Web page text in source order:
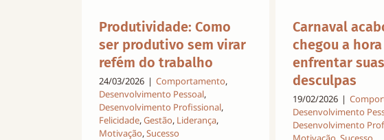
Produtividade: Como
ser produtivo sem virar
refém do trabalho
24/03/2026 | Comportamento,
Desenvolvimento Pessoal,
Desenvolvimento Profissional,
Felicidade,Gestão, Liderança,
Motivação,Sucesso
Carnaval
chegou a
enfrentar suas
desculpas
19/02/2026 |
Desenvolvimento
Desenvolvimento